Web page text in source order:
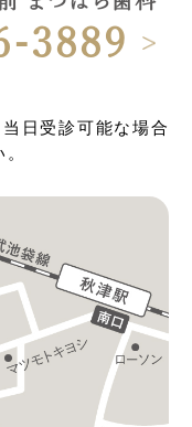
3889
日受診可能な場合